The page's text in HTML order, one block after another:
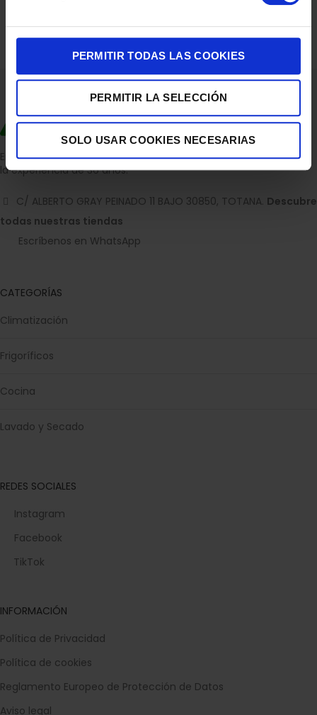
PERMITIR TODAS LAS COOKIES
PERMITIR LA SELECCIÓN
SOLO USAR COOKIES NECESARIAS
540,00€
Empresa dedicada a la venta de accesorios para el hogar con
la experiencia de 36 años.
C/ ALBERTO GRAY PEINADO 11 BAJO 30850, TOTANA. Descubre
todas nuestras tiendas
Escríbenos en WhatsApp
CATEGORÍAS
Climatización
Frigoríficos
Cocina
Lavado y Secado
REDES SOCIALES
Instagram
Facebook
TikTok
INFORMACIÓN
Política de Privacidad
Política de cookies
Reglamento Europeo de Protección de Datos
Aviso legal